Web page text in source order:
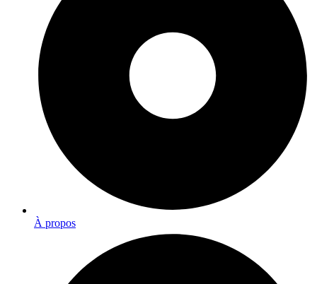
À propos